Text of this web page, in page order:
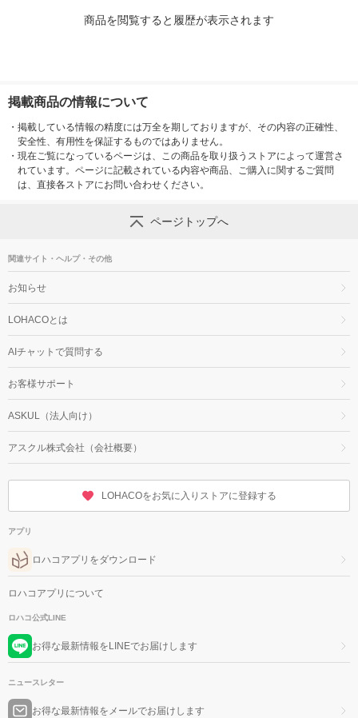
商品を閲覧すると履歴が表示されます
掲載商品の情報について
・ 掲載している情報の精度には万全を期しておりますが、その内容の正確性、
安全性、有用性を保証するものではありません。
・ 現在ご覧になっているページは、この商品を取り扱うストアによって運営さ
れています。ページに記載されている内容や商品、ご購入に関するご質問
は、直接各ストアにお問い合わせください。
ページトップへ
関連サイト・ヘルプ・その他
お知らせ
LOHACOとは
AIチャットで質問する
お客様サポート
ASKUL（法人向け）
アスクル株式会社（会社概要）
LOHACOをお気に入りストアに登録する
アプリ
ロハコアプリをダウンロード
ロハコアプリについて
ロハコ公式LINE
お得な最新情報をLINEでお届けします
ニュースレター
お得な最新情報をメールでお届けします